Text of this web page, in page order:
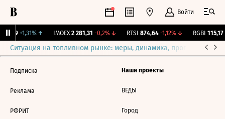
Войти
+1,31%↑ IMOEX 2 281,31 -0,2%↓ RTSI 874,64 -1,12%↓ RGBI 115,17
Ситуация на топливном рынке: меры, динамика, прогнозы
Подписка
Реклама
РФРИТ
Наши проекты
ВЕДЫ
Город